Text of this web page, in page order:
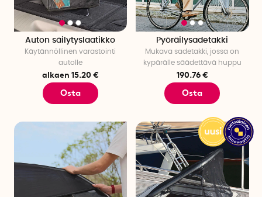
Auton säilytyslaatikko
Käytännöllinen varastointi
autolle
alkaen 15.20 €
Osta
Pyöräilysadetakki
Mukava sadetakki, jossa on
kypärälle säädettävä huppu
190.76 €
Osta